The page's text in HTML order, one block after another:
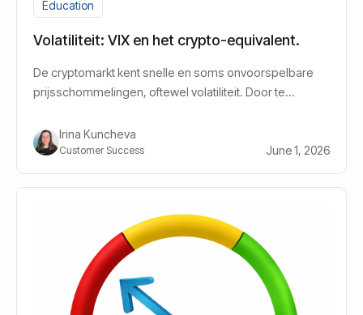
Education
Volatiliteit: VIX en het crypto-equivalent.
De cryptomarkt kent snelle en soms onvoorspelbare
prijsschommelingen, oftewel volatiliteit. Door te
door schommelingen te vermijden, maar door ze te
herkennen en in je voordeel te gebruiken, ook als
Irina Kuncheva
Customer Success June 1, 2026